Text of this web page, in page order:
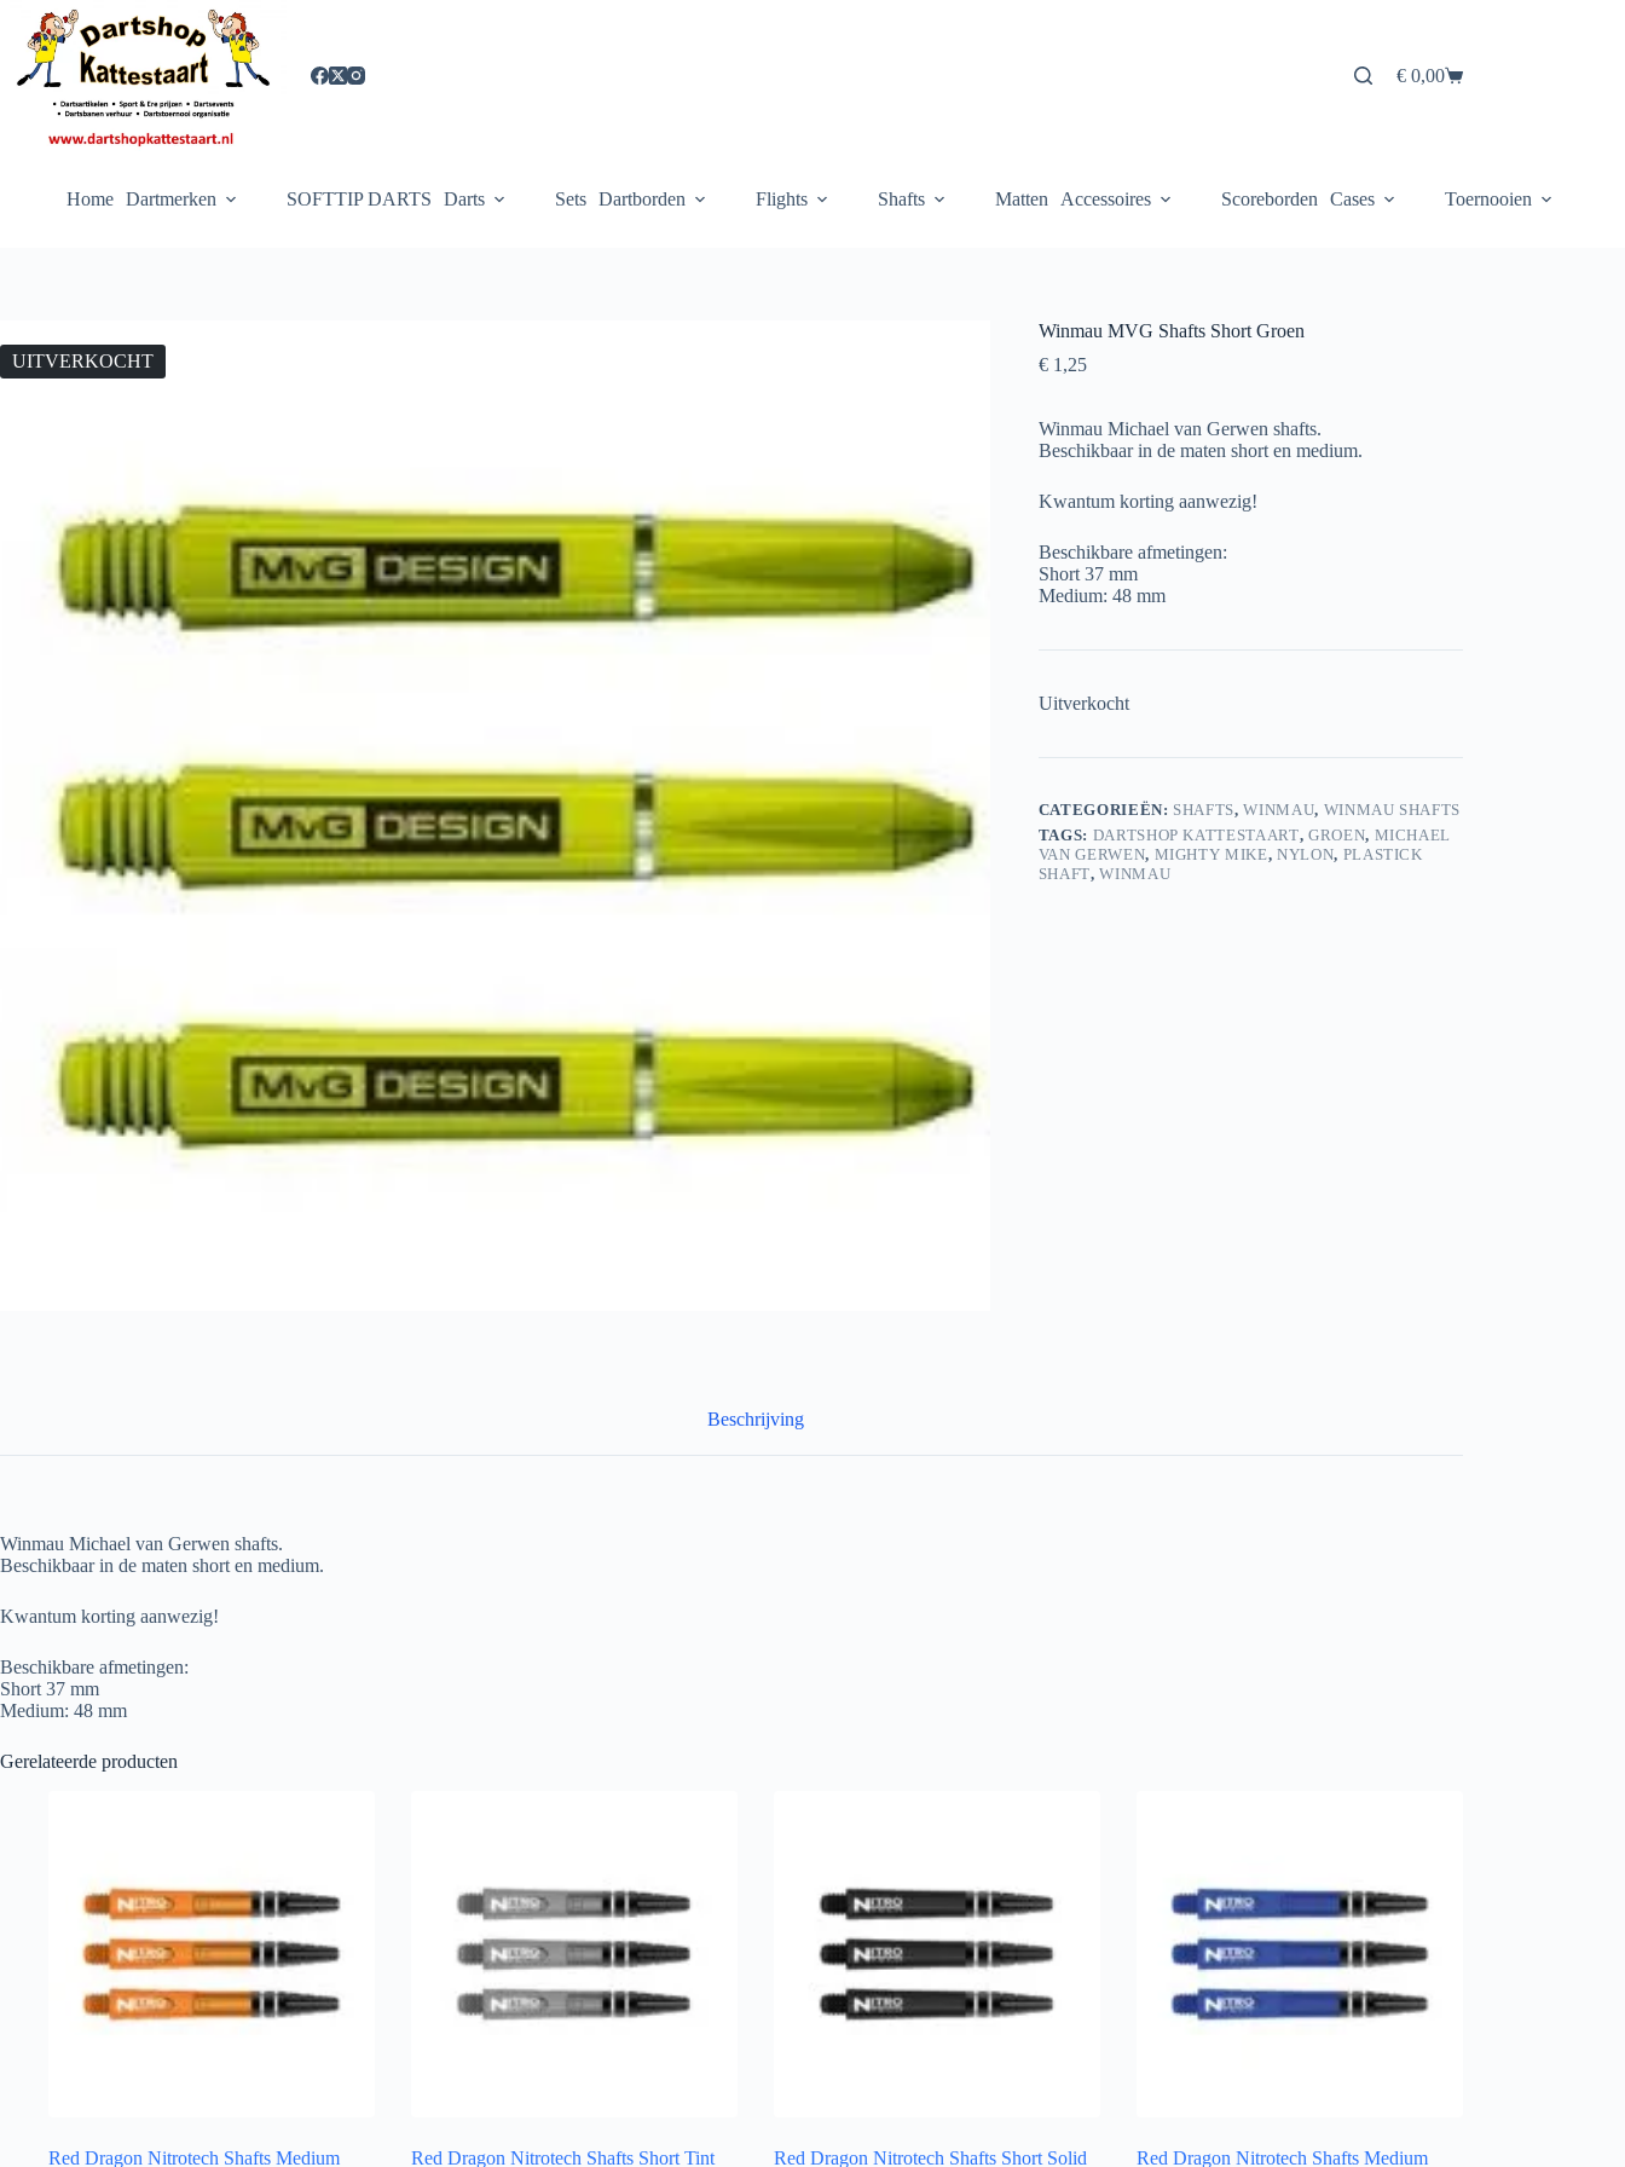
inhoud
Winkelwagen
€0,00
Home Dartmerken SOFTTIP DARTS Darts Sets Dartborden Flights Shafts Matten Accessoires Scoreborden Cases Toernooien
UITVERKOCHT
Winmau MVG Shafts Short Groen
€1,25
Winmau Michael van Gerwen shafts.
Beschikbaar in de maten short en medium.
Kwantum korting aanwezig!
Beschikbare afmetingen:
Short 37 mm
Medium: 48 mm
Uitverkocht
CATEGORIEËN: SHAFTS,WINMAU, WINMAU SHAFTS
TAGS: DARTSHOP KATTESTAART, GROEN, MICHAEL
VAN GERWEN, MIGHTY MIKE, NYLON, PLASTICK
SHAFT,WINMAU
Beschrijving
Winmau Michael van Gerwen shafts.
Beschikbaar in de maten short en medium.
Kwantum korting aanwezig!
Beschikbare afmetingen:
Short 37 mm
Medium: 48 mm
Gerelateerde producten
Red Dragon Nitrotech Shafts Medium Red Dragon Nitrotech Shafts Short Tint Red Dragon Nitrotech Shafts Short Solid Red Dragon Nitrotech Shafts Medium